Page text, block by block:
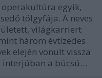
egyik,
tölgyfája. A neves
világkarriert
három évtizedes
elején vonult vissza
interjúban a búcsú…